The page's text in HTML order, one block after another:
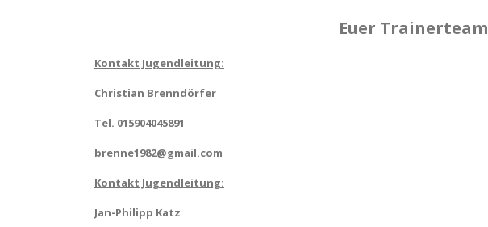
Euer Trainerteam
Kontakt Jugendleitung:
Christian Brenndörfer
Tel. 015904045891
brenne1982@gmail.com
Kontakt Jugendleitung:
Jan-Philipp Katz